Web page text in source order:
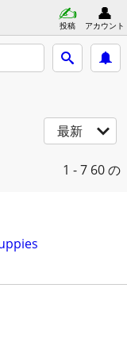
投稿 アカウント
最新
1 - 7 60 の